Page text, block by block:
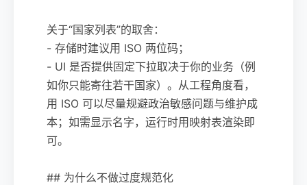
关于“国家列表”的取舍：
- 存储时建议用 ISO 两位码；
- UI 是否提供固定下拉取决于你的业务（例
如你只能寄往若干国家）。从工程角度看，
用 ISO 可以尽量规避政治敏感问题与维护成
本；如需显示名字，运行时用映射表渲染即
可。
## 为什么不做过度规范化